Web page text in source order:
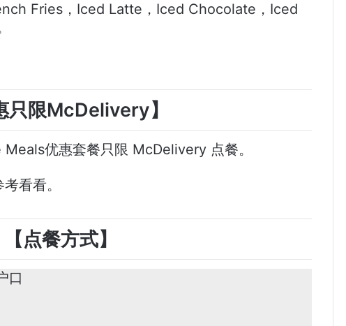
Fries，Iced Latte，Iced Chocolate，Iced
只限McDelivery】
优惠套餐只限 McDelivery 点餐。
看看。
【点餐方式】
口